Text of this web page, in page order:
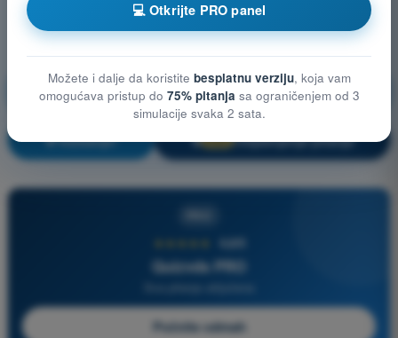
Opšte poznavanje bespilotnih vazduhoplovnih
sistema (UAS)
Vežbanje! 🔒 PRO Objašnjenje pitanja
4,6/5
Quizvds PRO
Počnite odmah
💻 Otkrijte PRO panel
Možete i dalje da koristite besplatnu verziju, koja vam
omogućava pristup do 75% pitanja sa ograničenjem od 3
simulacije svaka 2 sata.